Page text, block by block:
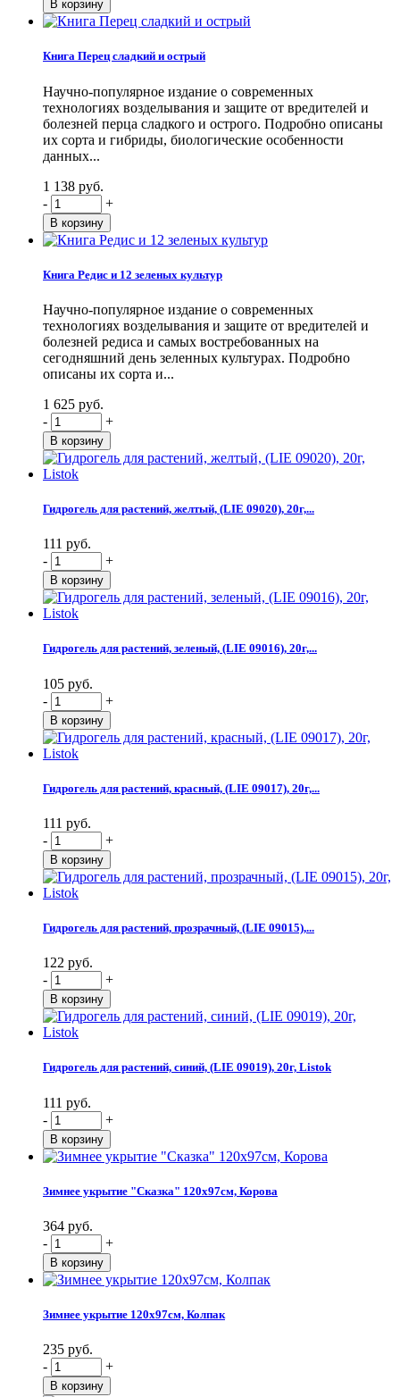
Книга Перец сладкий и острый
Научно-популярное издание о современных
технологиях возделывания и защите от вредителей и
болезней перца сладкого и острого. Подробно описаны
их сорта и гибриды, биологические особенности
данных...
1 138 руб.
-
+
Книга Редис и 12 зеленых культур
Научно-популярное издание о современных
технологиях возделывания и защите от вредителей и
болезней редиса и самых востребованных на
сегодняшний день зеленных культурах. Подробно
описаны их сорта и...
1 625 руб.
-
+
Гидрогель для растений, желтый, (LIE 09020), 20г,...
111 руб.
-
+
Гидрогель для растений, зеленый, (LIE 09016), 20г,...
105 руб.
-
+
Гидрогель для растений, красный, (LIE 09017), 20г,...
111 руб.
-
+
Гидрогель для растений, прозрачный, (LIE 09015),...
122 руб.
-
+
Гидрогель для растений, синий, (LIE 09019), 20г, Listok
111 руб.
-
+
Зимнее укрытие "Сказка" 120х97см, Корова
364 руб.
-
+
Зимнее укрытие 120х97см, Колпак
235 руб.
-
+